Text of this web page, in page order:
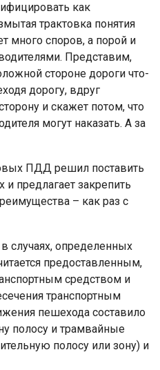
как
трактовка понятия
много споров, а порой и
Представим,
стороне дороги что-
дорогу, вдруг
и скажет потом, что
могут наказать. А за
ПДД решил поставить
предлагает закрепить
– как раз с
случаях, определенных
предоставленным,
средством и
транспортным
пешехода составило
полосу и трамвайные
полосу или зону) и